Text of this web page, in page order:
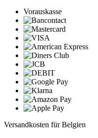
Vorauskasse
Versandkosten für Belgien